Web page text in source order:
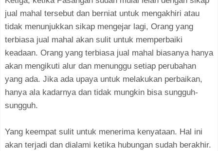
jual mahal tersebut dan berniat untuk mengakhiri atau
tidak menunjukkan sikap mengejar lagi, Orang yang
terbiasa jual mahal akan sulit untuk memperbaiki
keadaan. Orang yang terbiasa jual mahal biasanya hanya
akan mengikuti alur dan menunggu setiap perubahan
yang ada. Jika ada upaya untuk melakukan perbaikan,
hanya ala kadarnya dan tidak mungkin bisa sungguh-
sungguh.
Yang keempat sulit untuk menerima kenyataan. Hal ini
akan terjadi dan dialami ketika hubungan sudah berakhir.